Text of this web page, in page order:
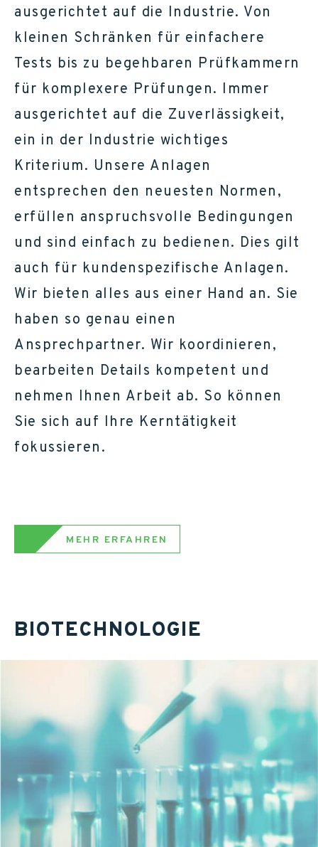
ausgerichtet auf die Industrie. Von
kleinen Schränken für einfachere
Tests bis zu begehbaren Prüfkammern
für komplexere Prüfungen. Immer
ausgerichtet auf die Zuverlässigkeit,
ein in der Industrie wichtiges
Kriterium. Unsere Anlagen
entsprechen den neuesten Normen,
erfüllen anspruchsvolle Bedingungen
und sind einfach zu bedienen. Dies gilt
auch für kundenspezifische Anlagen.
Wir bieten alles aus einer Hand an. Sie
haben so genau einen
Ansprechpartner. Wir koordinieren,
bearbeiten Details kompetent und
nehmen Ihnen Arbeit ab. So können
Sie sich auf Ihre Kerntätigkeit
fokussieren.
MEHR ERFAHREN
BIOTECHNOLOGIE